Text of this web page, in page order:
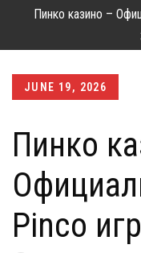
Пинко казино –
Posted
JUNE 19, 2026
Пинко
Pinco